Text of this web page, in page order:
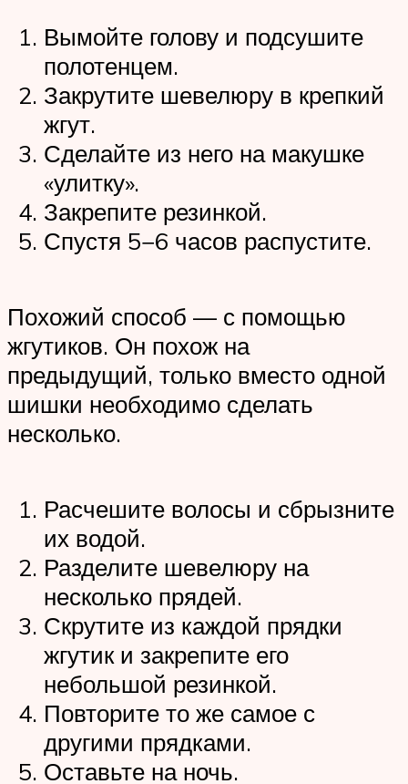
Вымойте голову и подсушите
полотенцем.
Закрутите шевелюру в крепкий
жгут.
Сделайте из него на макушке
«улитку».
Закрепите резинкой.
Спустя 5−6 часов распустите.
Похожий способ — с помощью
жгутиков. Он похож на
предыдущий, только вместо одной
шишки необходимо сделать
несколько.
Расчешите волосы и сбрызните
их водой.
Разделите шевелюру на
несколько прядей.
Скрутите из каждой прядки
жгутик и закрепите его
небольшой резинкой.
Повторите то же самое с
другими прядками.
Оставьте на ночь.